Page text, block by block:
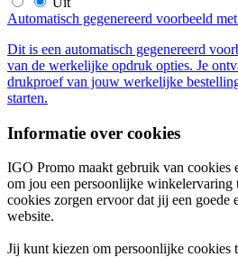
Automatisch gegenereerd voorbeeld
Dit is een automatisch gegenereerd
van de werkelijke opdruk opties. Je
drukproef van jouw werkelijke
starten.
Informatie over cookies
IGO Promo maakt gebruik van cookies
om jou een persoonlijke winkelervaring
cookies zorgen ervoor dat jij een goede
website.
Jij kunt kiezen om persoonlijke cookies